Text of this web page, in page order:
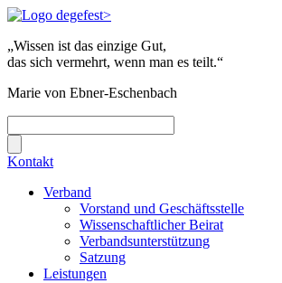
„Wissen ist das einzige Gut,
das sich vermehrt, wenn man es teilt.“
Marie von Ebner-Eschenbach
Kontakt
Verband
Vorstand und Geschäftsstelle
Wissenschaftlicher Beirat
Verbandsunterstützung
Satzung
Leistungen